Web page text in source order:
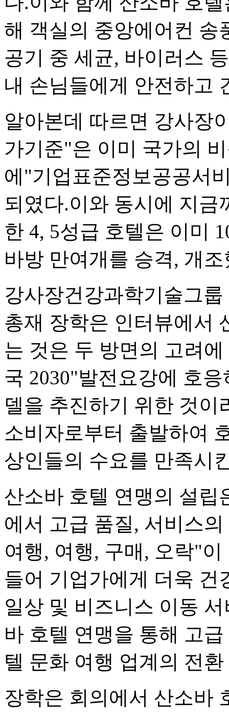
해 객실의 중앙에어컨 송
공기 중 세균, 바이러스
내 손님들에게 안전하고
알아본데 따르면 강사장
가기준"은 이미 국가의
에"기업표준정보공공서
되였다.이와 동시에 지
한 4, 5성급 호텔은 이미
바방 만여개를 승격, 개
강사장건강과학기술그
총재 장학은 인터뷰에서
는 것은 두 방면의 고려
국 2030"발전요강에 호
델을 추진하기 위한 것
소비자로부터 출발하여
상인들의 수요를 만족시
산소바 호텔 연맹의 설립
에서 고급 품질, 서비스
여행, 여행, 구매, 오락"
들어 기업가에게 더욱 건
일상 및 비즈니스 이동
바 호텔 연맹을 통해 고
텔 문화 여행 업계의 전
장학은 회의에서 산소바